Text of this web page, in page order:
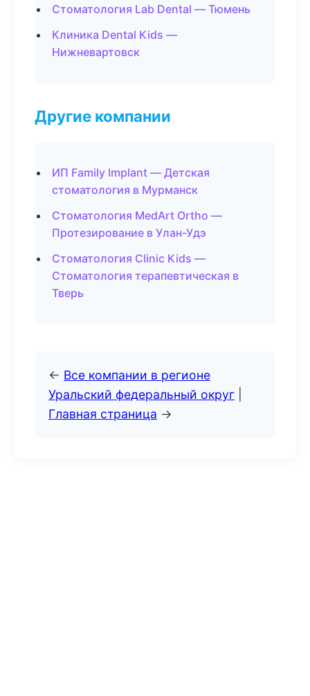
Стоматология Lab Dental — Тюмень
Клиника Dental Kids —
Нижневартовск
Другие компании
ИП Family Implant — Детская
стоматология в Мурманск
Стоматология MedArt Ortho —
Протезирование в Улан-Удэ
Стоматология Clinic Kids —
Стоматология терапевтическая в
Тверь
← Все компании в регионе
Уральский федеральный округ
Главная страница →